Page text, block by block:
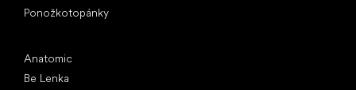
Ponožkotopánky
Anatomic
Be Lenka